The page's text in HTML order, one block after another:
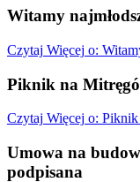
Witamy
Czytaj Więcej o:
Piknik na
Czytaj Więcej o:
Umowa na
podpisana